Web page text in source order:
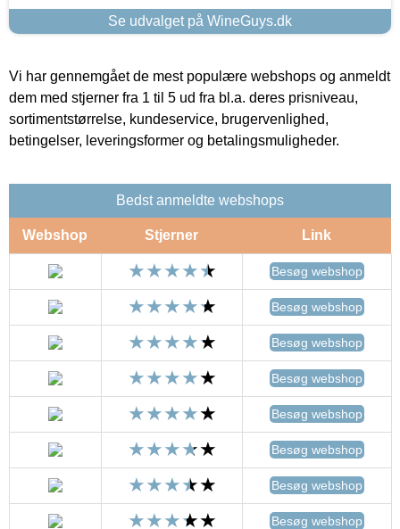
Se udvalget på WineGuys.dk
Vi har gennemgået de mest populære webshops og anmeldt
dem med stjerner fra 1 til 5 ud fra bl.a. deres prisniveau,
sortimentstørrelse, kundeservice, brugervenlighed,
betingelser, leveringsformer og betalingsmuligheder.
Bedst anmeldte webshops
Webshop Stjerner Link
Besøg webshop
Besøg webshop
Besøg webshop
Besøg webshop
Besøg webshop
Besøg webshop
Besøg webshop
Besøg webshop